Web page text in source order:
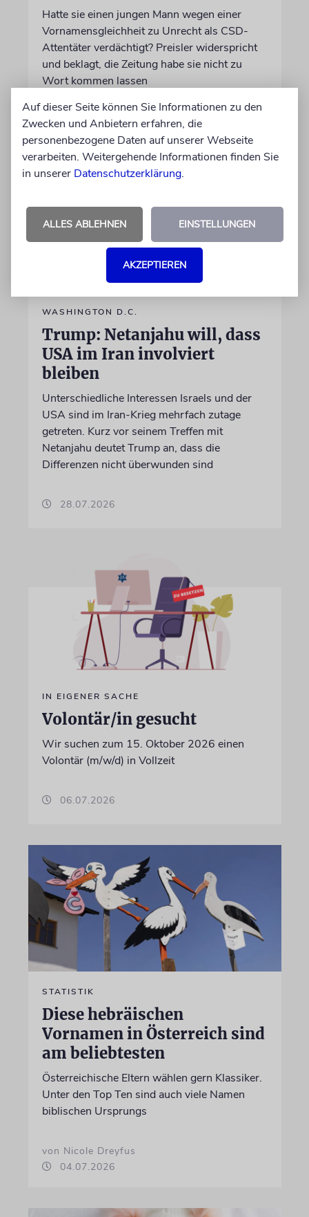
Hatte sie einen jungen Mann wegen einer
Vornamensgleichheit zu Unrecht als CSD-
Attentäter verdächtigt? Preisler widerspricht
und beklagt, die Zeitung habe sie nicht zu
Wort kommen lassen
30.07.2026 Aktualisiert
WASHINGTON D.C.
Trump: Netanjahu will, dass
USA im Iran involviert
bleiben
Unterschiedliche Interessen Israels und der
USA sind im Iran-Krieg mehrfach zutage
getreten. Kurz vor seinem Treffen mit
Netanjahu deutet Trump an, dass die
Differenzen nicht überwunden sind
28.07.2026
IN EIGENER SACHE
Volontär/in gesucht
Wir suchen zum 15. Oktober 2026 einen
Volontär (m/w/d) in Vollzeit
06.07.2026
STATISTIK
Diese hebräischen
Vornamen in Österreich sind
am beliebtesten
Österreichische Eltern wählen gern Klassiker.
Unter den Top Ten sind auch viele Namen
biblischen Ursprungs
von Nicole Dreyfus
04.07.2026
Auf dieser Seite können Sie Informationen zu den
Zwecken und Anbietern erfahren, die
personenbezogene Daten auf unserer Webseite
verarbeiten. Weitergehende Informationen finden Sie
in unserer Datenschutzerklärung.
ALLES ABLEHNEN EINSTELLUNGEN
AKZEPTIEREN